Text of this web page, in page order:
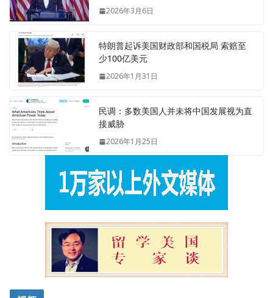
2026年3月6日
特朗普起诉美国财政部和国税局 索赔至
少100亿美元
2026年1月31日
民调：多数美国人并未将中国发展视为直
接威胁
2026年1月25日